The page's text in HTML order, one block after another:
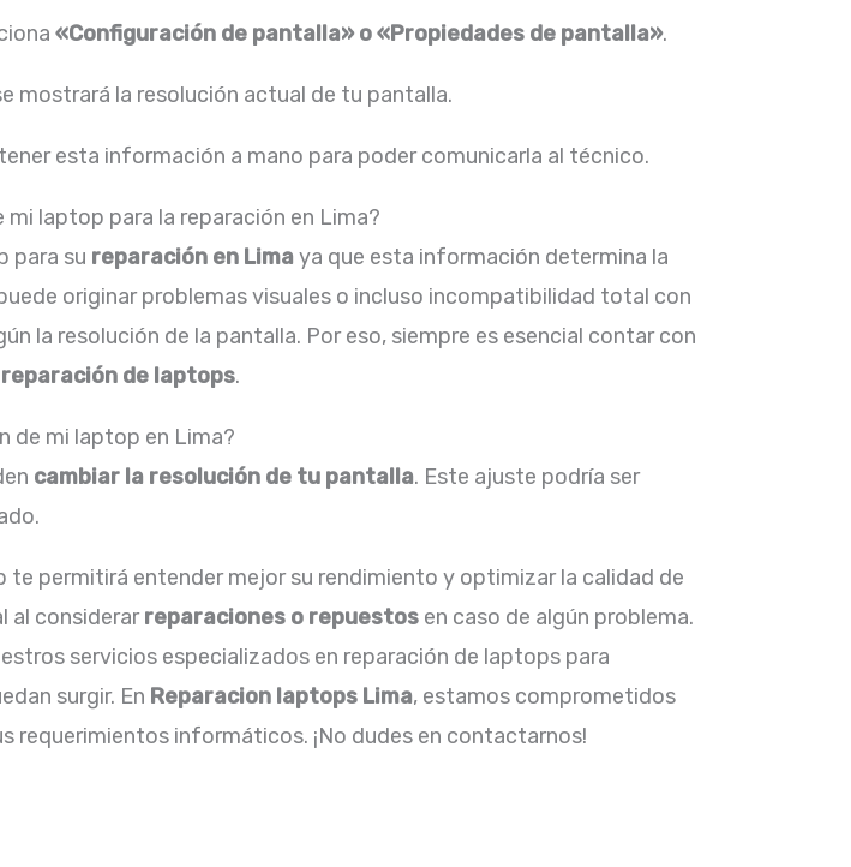
«Configuración de pantalla» o «Propiedades de pantalla».
mostrará la resolución actual de tu pantalla.
esta información a mano para poder comunicarla al técnico.
laptop para la reparación en Lima?
para su reparación en Limaya que esta información determina la
originar problemas visuales o incluso incompatibilidad total con
la resolución de la pantalla. Por eso, siempre es esencial contar con
reparación de laptops.
de mi laptop en Lima?
cambiar la resolución de tu pantalla. Este ajuste podría ser
te permitirá entender mejor su rendimiento y optimizar la calidad de
al considerarreparaciones o repuestos en caso de algún problema.
servicios especializados en reparación de laptops para
surgir. En Reparacion laptops Lima, estamos comprometidos
informáticos. ¡No dudes en contactarnos!